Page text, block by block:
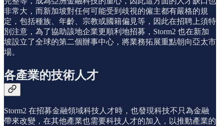
非常大，而新加坡對任何可能受到歧視的僱主都有嚴格的規
定，包括種族、年齡、宗教或國籍偏見等，因此在招聘上須特
別注意，為了協助該地企業更順利地招募，Storm2 也在新加
坡設立了全球的第二個辦事中心，將業務拓展重點朝向亞太市
場。
各產業的技術人才
Storm2 在招募金融領域科技人才時，也發現科技不只為金融
帶來改變，在其他產業也需要科技人才的加入，以推動產業的